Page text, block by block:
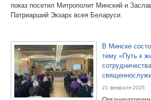
показ посетил Митрополит Минский и
Патриарший Экзарх всея Беларуси.
В Минске
тему «Путь к
21 февраля 2025